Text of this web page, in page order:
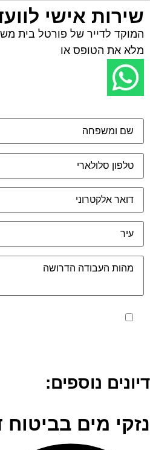
שירות אישי
המוקד לדייר של פורטל בית
מלא את הטופס או
דיונים נוספים:
נזקי מים בביטוח